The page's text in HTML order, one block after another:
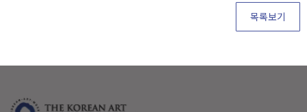
목록보기